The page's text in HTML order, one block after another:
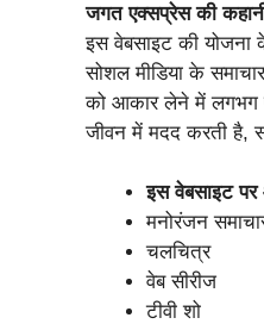
जगत एक्सप्रेस की
इस वेबसाइट की योजना
सोशल मीडिया के
को आकार लेने में लगभग
जीवन में मदद करती है,
इस वेबसाइट पर
मनोरंजन
चलचित्र
वेब सीरीज
टीवी शो